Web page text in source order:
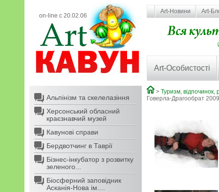
on-line с 20.02.06
Art-Новини Art-
Art-Особистості
Альпінізм та скелелазіння
Херсонський обласний
краєзнавчий музей
Кавунові справи
Бердвотчинг в Таврії
Бізнес-інкубатор з розвитку
зеленого...
Біосферний заповідник
Асканія-Нова ім....
> Туризм, відпочинок,
Говерла-Драгообрат 2009